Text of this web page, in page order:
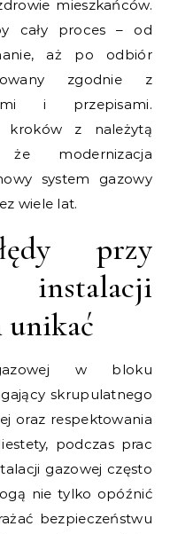
mieszkańców.
cały proces – od
aż po odbiór
zgodnie z
i przepisami.
kroków z należytą
że modernizacja
system gazowy
wiele lat.
przy
unikać
w bloku
skrupulatnego
oraz respektowania
podczas prac
gazowej często
nie tylko opóźnić
bezpieczeństwu